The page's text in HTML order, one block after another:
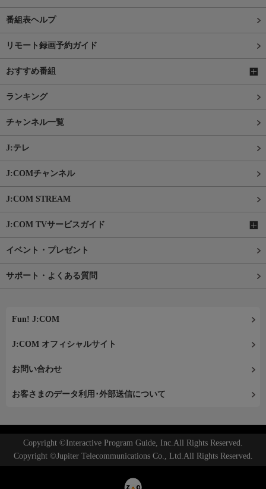
番組表ヘルプ
リモート録画予約ガイド
おすすめ番組
ランキング
チャンネル一覧
J:テレ
J:COMチャンネル
J:COM STREAM
J:COM TVサービスガイド
イベント・プレゼント
サポート・よくある質問
Fun! J:COM
J:COM オフィシャルサイト
お問い合わせ
お客さまのデータ利用･外部送信について
Copyright ©Interactive Program Guide, Inc.All Rights Reserved.
Copyright ©Jupiter Telecommunications Co., Ltd.All Rights Reserved.